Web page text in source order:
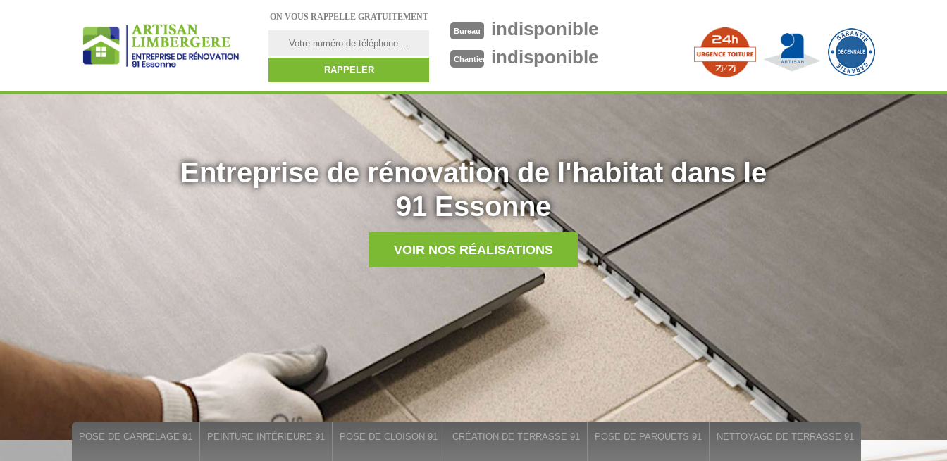
ON VOUS RAPPELLE GRATUITEMENT
Bureau indisponible
Chantier indisponible
Entreprise de rénovation de l'habitat dans le
91 Essonne
VOIR NOS RÉALISATIONS
POSE DE CARRELAGE 91 PEINTURE INTÉRIEURE 91 POSE DE CLOISON 91 CRÉATION DE TERRASSE 91 POSE DE PARQUETS 91 NETTOYAGE DE TERRASSE 91